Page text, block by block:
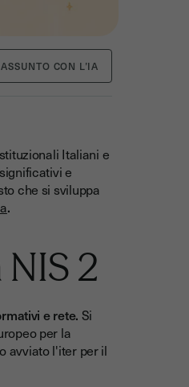
CON L’IA
Italiani e
e
che si sviluppa
.
2
e rete. Si
per la
avviato l'iter per il